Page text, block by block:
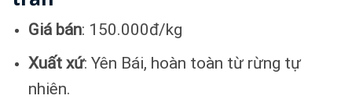
Giá bán: 150.000đ/kg
Xuất xứ: Yên Bái, hoàn toàn từ rừng tự
nhiên.